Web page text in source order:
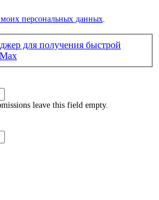
моих персональных данных
для получения быстрой
Max
leave this field empty.